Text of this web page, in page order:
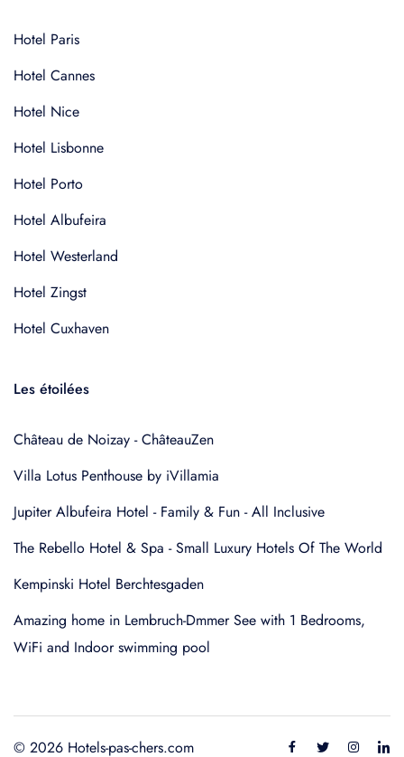
Hotel Paris
Hotel Cannes
Hotel Nice
Hotel Lisbonne
Hotel Porto
Hotel Albufeira
Hotel Westerland
Hotel Zingst
Hotel Cuxhaven
Les étoilées
Château de Noizay - ChâteauZen
Villa Lotus Penthouse by iVillamia
Jupiter Albufeira Hotel - Family & Fun - All Inclusive
The Rebello Hotel & Spa - Small Luxury Hotels Of The World
Kempinski Hotel Berchtesgaden
Amazing home in Lembruch-Dmmer See with 1 Bedrooms,
WiFi and Indoor swimming pool
© 2026 Hotels-pas-chers.com